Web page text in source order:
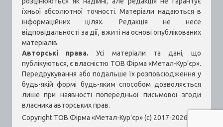
їхньої абсолютної точності. Матеріали надаються в
інформаційних цілях. Редакція не несе
відповідальності за дії, вжиті на основі опублікованих
матеріалів.
Авторські права. Усі матеріали та дані, що
публікуються, є власністю ТОВ Фірма «Метал-Кур’єр».
Передрукування або подальше їх розповсюдження у
будь-якій формі будь-яким способом дозволяється
лише при наявності попередньої письмової згоди
власника авторських прав.
Copyright ТОВ Фірма «Метал-Кур’єр» (c) 2017-2026